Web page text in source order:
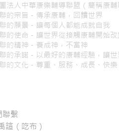
法人中華康樂輔導聯盟（簡稱康
的宗旨－傳承康輔，回饋世界
的願景－讓每個人都能成就自我
的使命－讓世界從接觸康輔開始
的精神－養成神，不當神
的承諾－以最好的康輔經驗，讓
的文化－尊重、服務、成長、快樂
聯繫
（吃布）